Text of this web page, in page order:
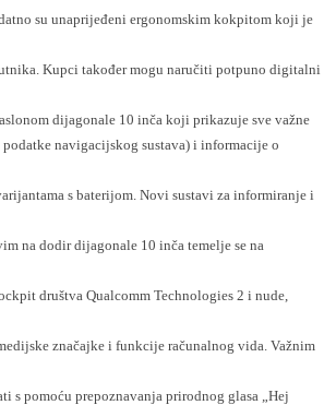
su unaprijeđeni ergonomskim kokpitom koji je
Kupci također mogu naručiti potpuno digitalni
dijagonale 10 inča koji prikazuje sve važne
navigacijskog sustava) i informacije o
s baterijom. Novi sustavi za informiranje i
na dodir dijagonale 10 inča temelje se na
društva Qualcomm Technologies 2 i nude,
značajke i funkcije računalnog vida. Važnim
s pomoću prepoznavanja prirodnog glasa „Hej